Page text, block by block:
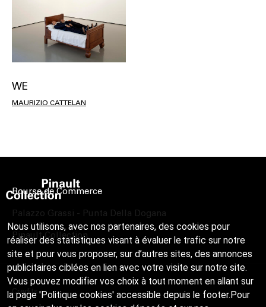
WE
MAURIZIO CATTELAN
Bourse de Commerce
Palazzo Grassi - Punta Della Dogana
Pinault Collection
Credits
Nous utilisons, avec nos partenaires, des cookies pour
réaliser des statistiques visant à évaluer le trafic sur notre
site et pour vous proposer, sur d’autres sites, des annonces
publicitaires ciblées en lien avec votre visite sur notre site.
Vous pouvez modifier vos choix à tout moment en allant sur
la page 'Politique cookies' accessible depuis le footer.Pour